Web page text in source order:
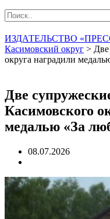
ИЗДАТЕЛЬСТВО
Касимовский округ >
округа наградили
Две
Касимовского
медалью «За
08.07.2026